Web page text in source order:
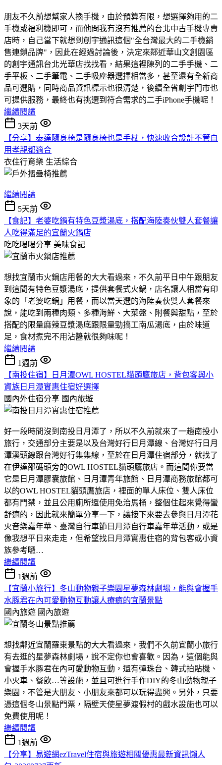
朋友不久前想幫家人換手機，由於預算有限，想選擇夠用的二
手機或福利機即可，而他問我有沒有推薦的台北中古手機專賣
店時，自己當下就想到創宇通訊這個"全台灣最大的二手機銷
售連鎖品牌"，因此在經過討論後，決定來鄰近華山文創園區
的創宇通訊台北光華店找找看，結果這裡陳列的二手手機、二
手平板、二手筆電、二手吸塵器選擇相當多，甚至還有全新商
品可選購，同時商品資訊標示也很清楚，後續全省創宇門市也
可提供服務，最終也有挑選到符合需求的二手iPhone手機呢！
繼續閱讀
3天前
【分享】泰達隨身椅是隨身椅也是手杖，快速收合設計不管自
用孝親都適合
衣住行育樂 生活綜合
繼續閱讀
5天前
【食記】老婆吃鍋有特色豆漿湯底，搭配海陸奏伙雙人套餐讓
人吃得滿足的宜蘭火鍋店
吃吃喝喝分享 美味食記
想找宜蘭市火鍋店用餐的大大看過來，不久前平日中午跟朋友
到這間有特色豆漿湯底，提供套餐式火鍋，店名讓人相當有印
象的「老婆吃鍋」用餐，而以當天選的海陸奏伙雙人套餐來
說，能吃到兩種肉類、多種海鮮、大菜盤、附餐與甜點，至於
搭配的限量麻辣豆漿湯底跟限量勁搞工南瓜湯底，由於味道
足，食材煮完不用沾醬就很夠味呢！
繼續閱讀
1週前
【南投住宿】日月潭OWL HOSTEL貓頭鷹旅店，背包客與小
資族日月潭實惠住宿好選擇
國內外住宿分享 國內旅遊
好一段時間沒到南投日月潭了，所以不久前就來了一趟南投小
旅行，交通部分主要是以及台灣好行日月潭線、台灣好行日月
潭溪頭線跟台灣好行集集線，至於在日月潭住宿部分，就找了
在伊達邵碼頭旁的OWL HOSTEL貓頭鷹旅店。而這間你要當
它是日月潭膠囊旅館、日月潭青年旅館、日月潭商務旅館都可
以的OWL HOSTEL貓頭鷹旅店，裡面的單人床位、雙人床位
都有門禁，並且公用廁所還使用免治馬桶，整個住起來覺得蠻
舒適的，因此就來簡單分享一下，讓接下來要去參與日月潭花
火音樂嘉年華、臺灣自行車節日月潭自行車嘉年華活動，或是
像我想平日來走走，但希望找日月潭實惠住宿的背包客或小資
族參考囉…
繼續閱讀
1週前
【宜蘭小旅行】冬山動物親子樂園星夢森林劇場，能與會握手
水豚君在內可愛動物互動讓人療癒的宜蘭景點
國內旅遊 國內旅遊
想找鄰近宜蘭羅東景點的大大看過來，我們不久前宜蘭小旅行
有去逛的星夢森林劇場，說不定你也會喜歡。因為，這個能與
會握手水豚君在內可愛動物互動，還有彈珠台、韓式拍貼機、
小火車、餐飲…等設施，並且可進行手作DIY的冬山動物親子
樂園，不管是大朋友、小朋友來都可以玩得盡興。另外，只要
憑這個冬山景點門票，隔壁天使星夢渡假村的戲水設施也可以
免費使用呢！
繼續閱讀
1週前
【分享】易遊網ezTravel住宿與旅遊相關優惠最新資訊懶人